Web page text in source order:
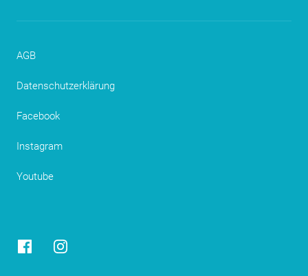
AGB
Datenschutzerklärung
Facebook
Instagram
Youtube